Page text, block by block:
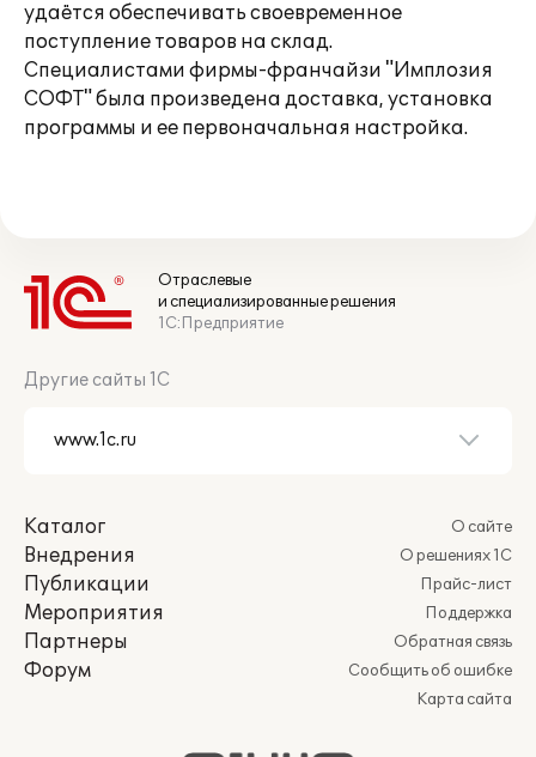
удаётся обеспечивать своевременное
поступление товаров на склад.
Специалистами фирмы-франчайзи "Имплозия
СОФТ" была произведена доставка, установка
программы и ее первоначальная настройка.
Отраслевые
и специализированные решения
1С:Предприятие
Другие сайты 1С
Каталог
Внедрения
Публикации
Мероприятия
Партнеры
Форум
О сайте
О решениях 1С
Прайс-лист
Поддержка
Обратная связь
Сообщить об ошибке
Карта сайта